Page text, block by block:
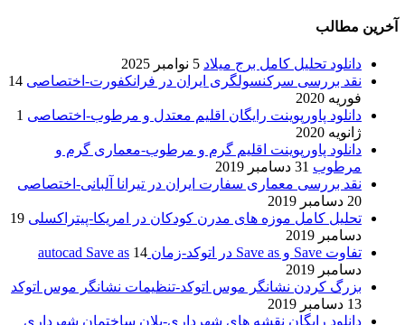
آخرین مطالب
دانلود تحلیل کامل برج میلاد 5 نوامبر 2025
نقد بررسی سرکنسولگری ایران در فرانکفورت-اختصاصی 14
فوریه 2020
دانلود پاورپوینت رایگان اقلیم معتدل و مرطوب-اختصاصی 1
ژانویه 2020
دانلود پاورپوینت اقلیم گرم و مرطوب-معماری گرم و
مرطوب 31 دسامبر 2019
نقد بررسی معماری سفارت ایران در تیرانا آلبانی-اختصاصی
20 دسامبر 2019
تحلیل کامل موزه های مدرن کودکان در امریکا-پیتراکسلی 19
دسامبر 2019
تفاوت Save و Save as در اتوکد-زمان autocad Save as
14
دسامبر 2019
بزرگ کردن نشانگر موس اتوکد-تنظیمات نشانگر موس اتوکد
13 دسامبر 2019
دانلود رایگان نقشه های شهرداری-پلان ساختمان شهرداری